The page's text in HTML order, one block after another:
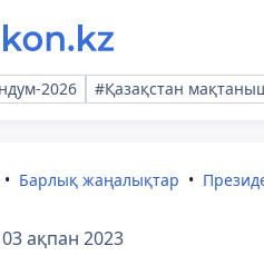
2026 #Қазақстан
Барлық жаңалықтар
ақпан 2023